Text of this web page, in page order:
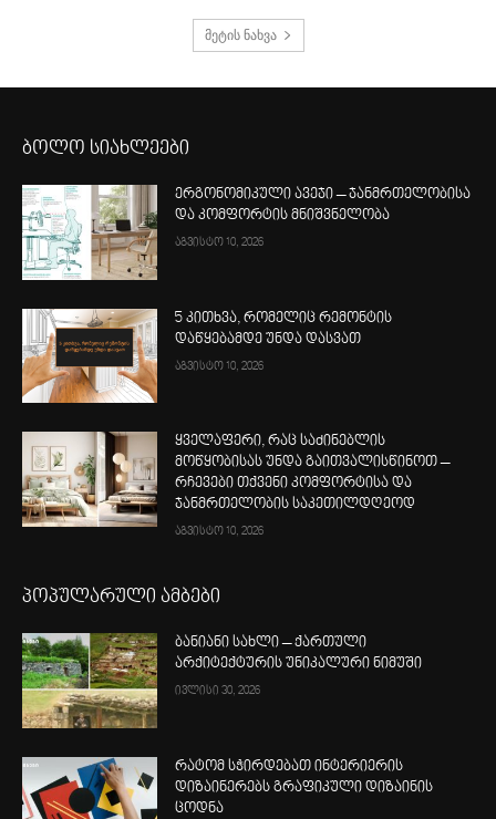
მეტის ნახვა
ბოლო სიახლეები
ერგონომიკული ავეჯი – ჯანმრთელობისა
და კომფორტის მნიშვნელობა
აგვისტო 10, 2026
5 კითხვა, რომელიც რემონტის
დაწყებამდე უნდა დასვათ
აგვისტო 10, 2026
ყველაფერი, რაც საძინებლის
მოწყობისას უნდა გაითვალისწინოთ –
რჩევები თქვენი კომფორტისა და
ჯანმრთელობის საკეთილდღეოდ
აგვისტო 10, 2026
პოპულარული ამბები
ბანიანი სახლი – ქართული
არქიტექტურის უნიკალური ნიმუში
ივლისი 30, 2026
რატომ სჭირდებათ ინტერიერის
დიზაინერებს გრაფიკული დიზაინის
ცოდნა